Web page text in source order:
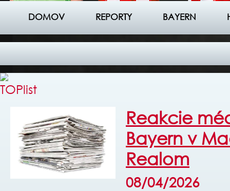
DOMOV REPORTY BAYERN
Reakcie
Bayern v
Realom
08/04/2026